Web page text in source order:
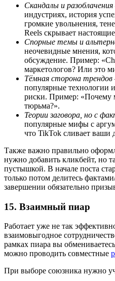
Скандалы и разоблачения
индустриях, история
громкие увольнения,
Reels скрывает
Спорные темы и
неочевидные мнения,
обсуждение. Пример:
маркетологов? Или это
Тёмная сторона трендов
популярные технологии
риски. Пример: «Почему
тюрьма?».
Теории заговора, но с
популярные мифы с
что TikTok сливает ваши
Также важно правильно
нужно добавить кликбейт, но
пустышкой. В начале поста
только потом делитесь
завершении обязательно
15. Взаимный пиар
Работает уже не так
взаимовыгодное
рамках пиара вы
можно проводить совместные
При выборе союзника нужно